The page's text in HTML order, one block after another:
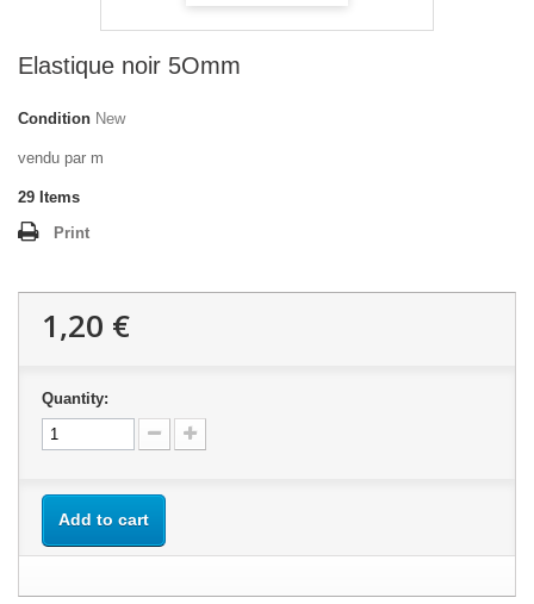
Elastique noir 5Omm
Condition New
vendu par m
29 Items
Print
1,20 €
Quantity:
Add to cart